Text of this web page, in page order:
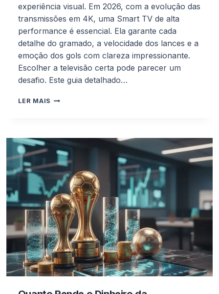
experiência visual. Em 2026, com a evolução das
transmissões em 4K, uma Smart TV de alta
performance é essencial. Ela garante cada
detalhe do gramado, a velocidade dos lances e a
emoção dos gols com clareza impressionante.
Escolher a televisão certa pode parecer um
desafio. Este guia detalhado…
LER MAIS AS
TVS
ASSISTIR
FUTEBOL
4K
EM
2026